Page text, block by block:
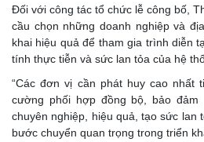
Đối với công tác tổ chức lễ công bố,
cầu chọn những doanh nghiệp và
khai hiệu quả để tham gia trình diễn
tính thực tiễn và sức lan tỏa của hệ
“Các đơn vị cần phát huy cao nhất
cường phối hợp đồng bộ, bảo
chuyên nghiệp, hiệu quả, tạo sức lan
bước chuyển quan trọng trong triển